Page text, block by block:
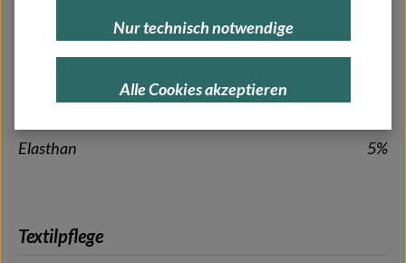
Material
Elasthan
5%
Textilpflege
Alle Cookies akzeptieren
Nur technisch notwendige